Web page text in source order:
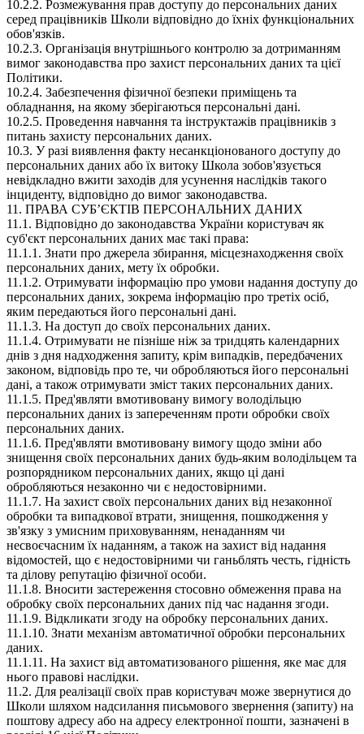
10.2.2. Розмежування прав доступу до персональних даних
серед працівників Школи відповідно до їхніх функціональних
обов'язків.
10.2.3. Організація внутрішнього контролю за дотриманням
вимог законодавства про захист персональних даних та цієї
Політики.
10.2.4. Забезпечення фізичної безпеки приміщень та
обладнання, на якому зберігаються персональні дані.
10.2.5. Проведення навчання та інструктажів працівників з
питань захисту персональних даних.
10.3. У разі виявлення факту несанкціонованого доступу до
персональних даних або їх витоку Школа зобов'язується
невідкладно вжити заходів для усунення наслідків такого
інциденту, відповідно до вимог законодавства.
11. ПРАВА СУБʼЄКТІВ ПЕРСОНАЛЬНИХ ДАНИХ
11.1. Відповідно до законодавства України користувач як
суб'єкт персональних даних має такі права:
11.1.1. Знати про джерела збирання, місцезнаходження своїх
персональних даних, мету їх обробки.
11.1.2. Отримувати інформацію про умови надання доступу до
персональних даних, зокрема інформацію про третіх осіб,
яким передаються його персональні дані.
11.1.3. На доступ до своїх персональних даних.
11.1.4. Отримувати не пізніше ніж за тридцять календарних
днів з дня надходження запиту, крім випадків, передбачених
законом, відповідь про те, чи обробляються його персональні
дані, а також отримувати зміст таких персональних даних.
11.1.5. Пред'являти вмотивовану вимогу володільцю
персональних даних із запереченням проти обробки своїх
персональних даних.
11.1.6. Пред'являти вмотивовану вимогу щодо зміни або
знищення своїх персональних даних будь-яким володільцем та
розпорядником персональних даних, якщо ці дані
обробляються незаконно чи є недостовірними.
11.1.7. На захист своїх персональних даних від незаконної
обробки та випадкової втрати, знищення, пошкодження у
зв'язку з умисним приховуванням, ненаданням чи
несвоєчасним їх наданням, а також на захист від надання
відомостей, що є недостовірними чи ганьблять честь, гідність
та ділову репутацію фізичної особи.
11.1.8. Вносити застереження стосовно обмеження права на
обробку своїх персональних даних під час надання згоди.
11.1.9. Відкликати згоду на обробку персональних даних.
11.1.10. Знати механізм автоматичної обробки персональних
даних.
11.1.11. На захист від автоматизованого рішення, яке має для
нього правові наслідки.
11.2. Для реалізації своїх прав користувач може звернутися до
Школи шляхом надсилання письмового звернення (запиту) на
поштову адресу або на адресу електронної пошти, зазначені в